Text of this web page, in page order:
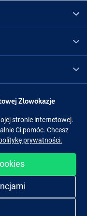
Instagram
Zlowokazje
stronie internetowej.
Ci pomóc. Chcesz
prywatności.